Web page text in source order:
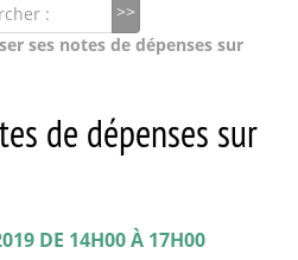
:
ses notes de dépenses sur
de dépenses sur
DE 14H00 À 17H00